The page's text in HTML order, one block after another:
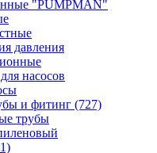
"PUMPMAN"
давления
насосов
и фитинг (727)
трубы